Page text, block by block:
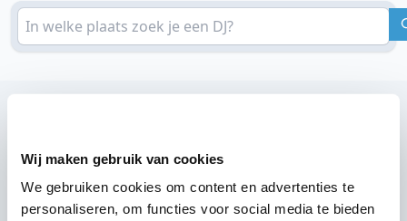
Wij maken gebruik van cookies
We gebruiken cookies om content en advertenties te
personaliseren, om functies voor social media te bieden
Wij zijn partner van 100-en feestlocaties
Lees reviews van onze DJ's op jouw locatie